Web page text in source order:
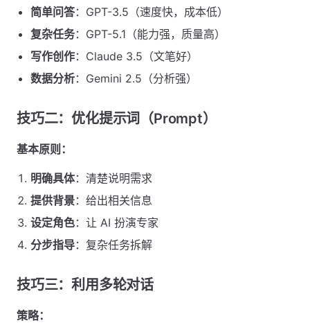
简单问答：GPT-3.5（速度快，成本低）
复杂任务：GPT-5.1（能力强，质量高）
写作创作：Claude 3.5（文笔好）
数据分析：Gemini 2.5（分析强）
技巧二：优化提示词（Prompt）
基本原则：
明确具体：清楚说明需求
提供背景：给出相关信息
设定角色：让 AI 扮演专家
分步指导：复杂任务拆解
技巧三：利用多轮对话
策略：